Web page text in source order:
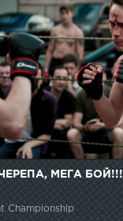
МЕГА БОЙ!!!
Championship